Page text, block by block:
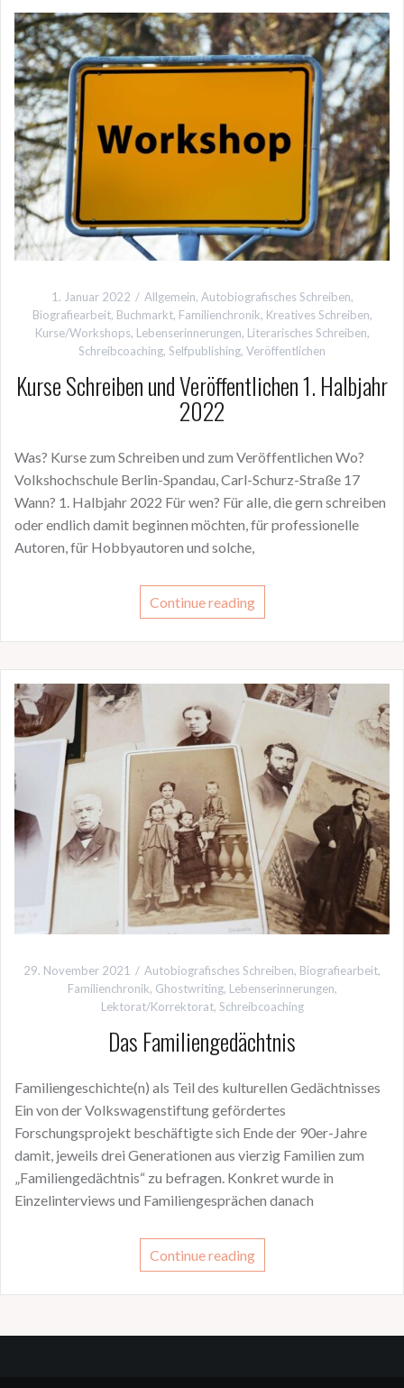
1. Januar 2022 Allgemein, Autobiografisches Schreiben,
Biografiearbeit, Buchmarkt, Familienchronik, Kreatives Schreiben,
Kurse/Workshops, Lebenserinnerungen, Literarisches Schreiben,
Schreibcoaching, Selfpublishing, Veröffentlichen
Kurse Schreiben und Veröffentlichen 1. Halbjahr
2022
Was? Kurse zum Schreiben und zum Veröffentlichen Wo?
Volkshochschule Berlin-Spandau, Carl-Schurz-Straße 17
Wann? 1. Halbjahr 2022 Für wen? Für alle, die gern schreiben
oder endlich damit beginnen möchten, für professionelle
Autoren, für Hobbyautoren und solche,
Continue reading
29. November 2021 Autobiografisches Schreiben, Biografiearbeit,
Familienchronik, Ghostwriting, Lebenserinnerungen,
Lektorat/Korrektorat, Schreibcoaching
Das Familiengedächtnis
Familiengeschichte(n) als Teil des kulturellen Gedächtnisses
Ein von der Volkswagenstiftung gefördertes
Forschungsprojekt beschäftigte sich Ende der 90er-Jahre
damit, jeweils drei Generationen aus vierzig Familien zum
„Familiengedächtnis“ zu befragen. Konkret wurde in
Einzelinterviews und Familiengesprächen danach
Continue reading